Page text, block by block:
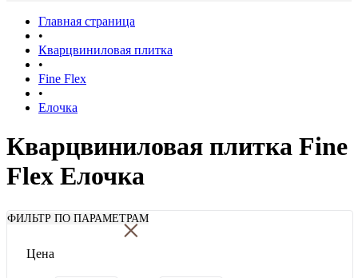
Главная страница
•
Кварцвиниловая плитка
•
Fine Flex
•
Елочка
Кварцвиниловая плитка Fine
Flex Елочка
ФИЛЬТР ПО ПАРАМЕТРАМ
×
Цена